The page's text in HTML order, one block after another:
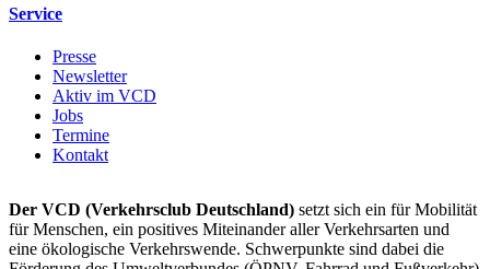
Service
Presse
Newsletter
Aktiv im VCD
Jobs
Termine
Kontakt
Der VCD (Verkehrsclub Deutschland) setzt sich ein für Mobilität
für Menschen, ein positives Miteinander aller Verkehrsarten und
eine ökologische Verkehrswende. Schwerpunkte sind dabei die